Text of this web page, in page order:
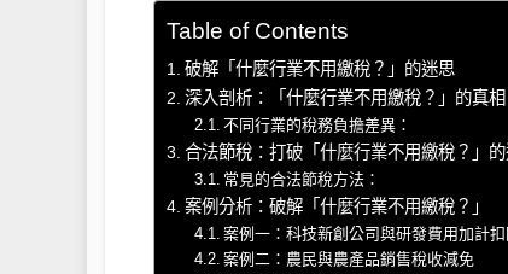
Table of Contents
破解「什麼行業不用繳稅？」的迷思
深入剖析：「什麼行業不用繳稅？」的真相
不同行業的稅務負擔差異：
合法節稅：打破「什麼行業不用繳稅？」
常見的合法節稅方法：
案例分析：破解「什麼行業不用繳稅？」
案例一：科技新創公司與研發費用加計
案例二：農民與農產品銷售稅收減免